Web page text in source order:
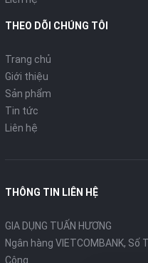
THEO DÕI CHÚNG TÔI
Trang chủ
Giới thiệu
Sản phẩm
Tin tức
Liên hệ
THÔNG TIN LIÊN HỆ
GIA DỤNG TUẤN HƯƠNG
Ngân hàng VIETCOMBANK,
Công